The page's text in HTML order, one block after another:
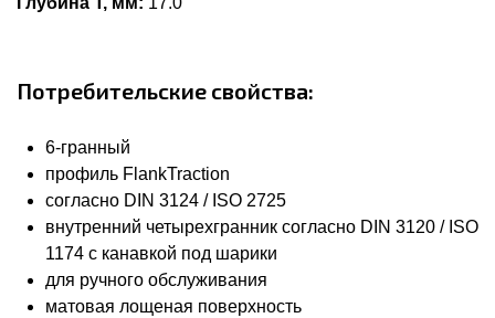
Потребительские свойства:
6-гранный
профиль FlankTraction
согласно DIN 3124 / ISO 2725
внутренний четырехгранник согласно DIN 3120 / ISO
1174 с канавкой под шарики
для ручного обслуживания
матовая лощеная поверхность